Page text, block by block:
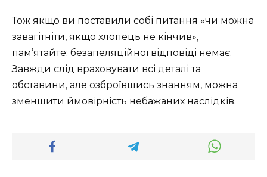
Тож якщо ви поставили собі питання «чи можна
завагітніти, якщо хлопець не кінчив»,
пам’ятайте: безапеляційної відповіді немає.
Завжди слід враховувати всі деталі та
обставини, але озброївшись знанням, можна
зменшити ймовірність небажаних наслідків.